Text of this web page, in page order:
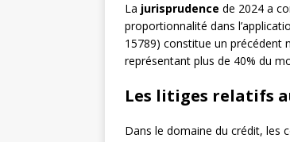
La jurisprudence de 2024 a
proportionnalité dans
15789) constitue un précédent
représentant plus de 40% du
Les litiges relatifs
Dans le domaine du crédit, les